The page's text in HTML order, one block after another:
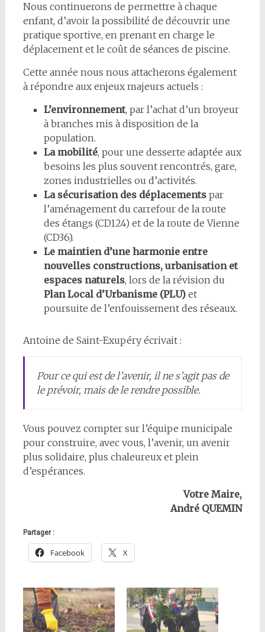
Nous continuerons de permettre à chaque
enfant, d’avoir la possibilité de découvrir une
pratique sportive, en prenant en charge le
déplacement et le coût de séances de piscine.
Cette année nous nous attacherons également
à répondre aux enjeux majeurs actuels :
L’environnement, par l’achat d’un broyeur
à branches mis à disposition de la
population.
La mobilité, pour une desserte adaptée aux
besoins les plus souvent rencontrés, gare,
zones industrielles ou d’activités.
La sécurisation des déplacementspar
l’aménagement du carrefour de la route
des étangs (CD124) et de la route de Vienne
(CD36).
Le maintien d’une harmonie entre
nouvelles constructions, urbanisation et
espaces naturels, lors de la révision du
Plan Local d’Urbanisme (PLU)et
poursuite de l’enfouissement des réseaux.
Antoine de Saint-Exupéry écrivait :
Pour ce qui est de l’avenir, il ne s’agit pas de
le prévoir, mais de le rendre possible.
Vous pouvez compter sur l’équipe municipale
pour construire, avec vous, l’avenir, un avenir
plus solidaire, plus chaleureux et plein
d’espérances.
Votre Maire,
André QUEMIN
Partager :
Facebook X